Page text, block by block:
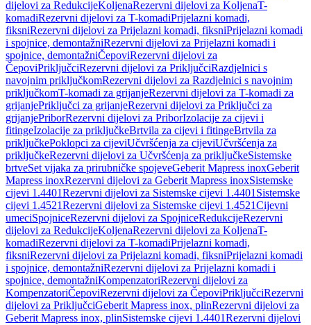
dijelovi za RedukcijeKoljenaRezervni dijelovi za KoljenaT-
komadiRezervni dijelovi za T-komadiPrijelazni komadi,
fiksniRezervni dijelovi za Prijelazni komadi, fiksniPrijelazni komadi
i spojnice, demontažniRezervni dijelovi za Prijelazni komadi i
spojnice, demontažniČepoviRezervni dijelovi za
ČepoviPriključciRezervni dijelovi za PriključciRazdjelnici s
navojnim priključkomRezervni dijelovi za Razdjelnici s navojnim
priključkomT-komadi za grijanjeRezervni dijelovi za T-komadi za
grijanjePriključci za grijanjeRezervni dijelovi za Priključci za
grijanjePriborRezervni dijelovi za PriborIzolacije za cijevi i
fitingeIzolacije za priključkeBrtvila za cijevi i fitingeBrtvila za
priključkePoklopci za cijeviUčvršćenja za cijeviUčvršćenja za
priključkeRezervni dijelovi za Učvršćenja za priključkeSistemske
brtveSet vijaka za prirubničke spojeveGeberit Mapress inoxGeberit
Mapress inoxRezervni dijelovi za Geberit Mapress inoxSistemske
cijevi 1.4401Rezervni dijelovi za Sistemske cijevi 1.4401 Sistemske
cijevi 1.4521Rezervni dijelovi za Sistemske cijevi 1.4521Cijevni
umeciSpojniceRezervni dijelovi za SpojniceRedukcijeRezervni
dijelovi za RedukcijeKoljenaRezervni dijelovi za KoljenaT-
komadiRezervni dijelovi za T-komadiPrijelazni komadi,
fiksniRezervni dijelovi za Prijelazni komadi, fiksniPrijelazni komadi
i spojnice, demontažniRezervni dijelovi za Prijelazni komadi i
spojnice, demontažniKompenzatoriRezervni dijelovi za
KompenzatoriČepoviRezervni dijelovi za ČepoviPriključciRezervni
dijelovi za PriključciGeberit Mapress inox, plinRezervni dijelovi za
Geberit Mapress inox, plinSistemske cijevi 1.4401Rezervni dijelovi